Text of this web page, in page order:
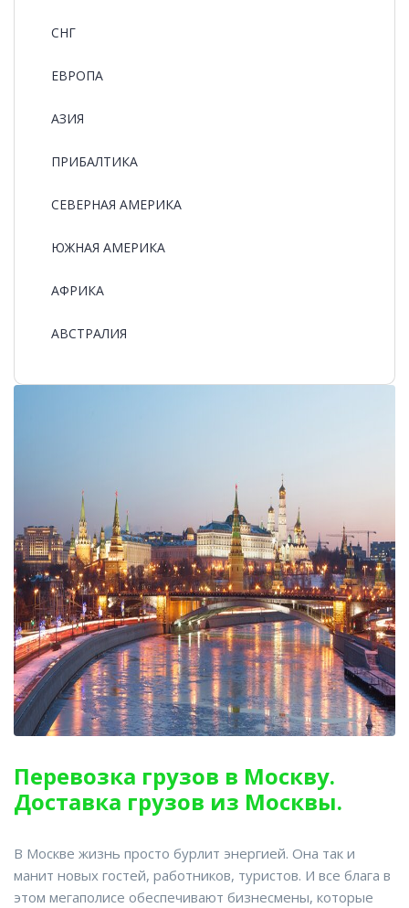
СНГ
ЕВРОПА
АЗИЯ
ПРИБАЛТИКА
СЕВЕРНАЯ АМЕРИКА
ЮЖНАЯ АМЕРИКА
АФРИКА
АВСТРАЛИЯ
Перевозка грузов в Москву.
Доставка грузов из Москвы.
В Москве жизнь просто бурлит энергией. Она так и
манит новых гостей, работников, туристов. И все блага в
этом мегаполисе обеспечивают бизнесмены, которые